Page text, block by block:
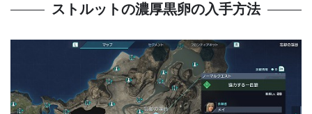
ストルットの濃厚黒卵の入手方法